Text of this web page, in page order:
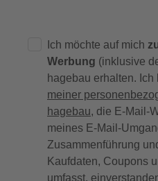
Ich möchte auf mich
Werbung (inklusive
hagebau erhalten. Ich
meiner
hagebau, die E-Mail-
meines E-Mail-
Zusammenführung
Kaufdaten, Coupons
umfasst,